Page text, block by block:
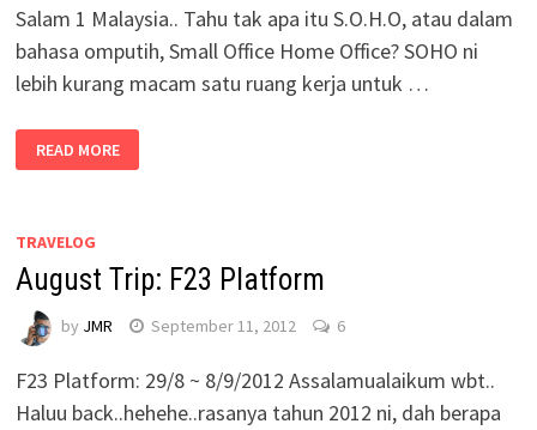
Salam 1 Malaysia.. Tahu tak apa itu S.O.H.O, atau dalam
bahasa omputih, Small Office Home Office? SOHO ni
lebih kurang macam satu ruang kerja untuk …
READ MORE
TRAVELOG
August Trip: F23 Platform
by JMR September 11, 2012 6
F23 Platform: 29/8 ~ 8/9/2012 Assalamualaikum wbt..
Haluu back..hehehe..rasanya tahun 2012 ni, dah berapa